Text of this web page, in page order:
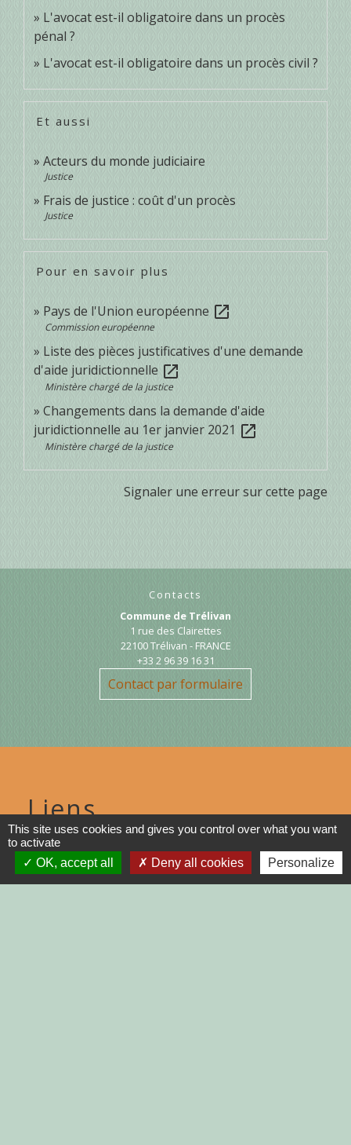
L'avocat est-il obligatoire dans un procès
pénal ?
L'avocat est-il obligatoire dans un procès civil ?
Et aussi
Acteurs du monde judiciaire
Justice
Frais de justice : coût d'un procès
Justice
Pour en savoir plus
Pays de l'Union européenne open_in_new
Commission européenne
Liste des pièces justificatives d'une demande
d'aide juridictionnelle open_in_new
Ministère chargé de la justice
Changements dans la demande d'aide
juridictionnelle au 1er janvier 2021 open_in_new
Ministère chargé de la justice
Signaler une erreur sur cette page
Contacts
Commune de Trélivan
1 rue des Clairettes
22100 Trélivan - FRANCE
+33 2 96 39 16 31
Contact par formulaire
Liens
DINAN AGGLO
CINEMAS DINAN
This site uses cookies and gives you control over what you want
to activate
OK, accept all
Deny all cookies Personalize